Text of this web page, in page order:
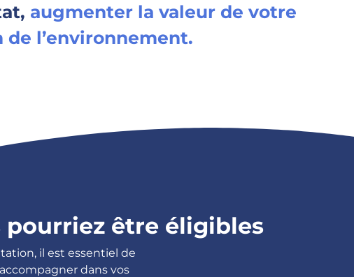
augmenter la valeur de votre
l’environnement.
pourriez être éligibles
il est essentiel de
dans vos